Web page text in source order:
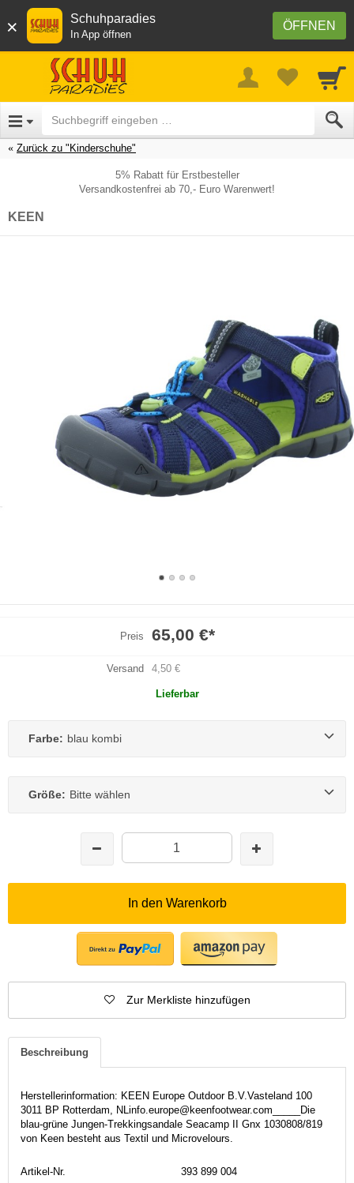
× ÖFFNEN
Schuhparadies
In App öffnen
Zurück zu "Kinderschuhe"
5% Rabatt für Erstbesteller
Versandkostenfrei ab 70,- Euro Warenwert!
KEEN
Preis 65,00 €*
Versand 4,50 €
Lieferbar
Farbe: blau kombi
Größe: Bitte wählen
In den Warenkorb
Zur Merkliste hinzufügen
Beschreibung
Herstellerinformation: KEEN Europe Outdoor B.V.Vasteland 100
3011 BP Rotterdam, NLinfo.europe@keenfootwear.com_____Die
blau-grüne Jungen-Trekkingsandale Seacamp II Gnx 1030808/819
von Keen besteht aus Textil und Microvelours.
Artikel-Nr.
393 899 004